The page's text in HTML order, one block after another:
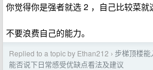
你觉得你是强者就选 2 ，自己比较菜就
不要浪费自己的能力。
Replied to a topic by Ethan212 › 步梯顶楼能
能否说下日常感受优缺点看法及建议